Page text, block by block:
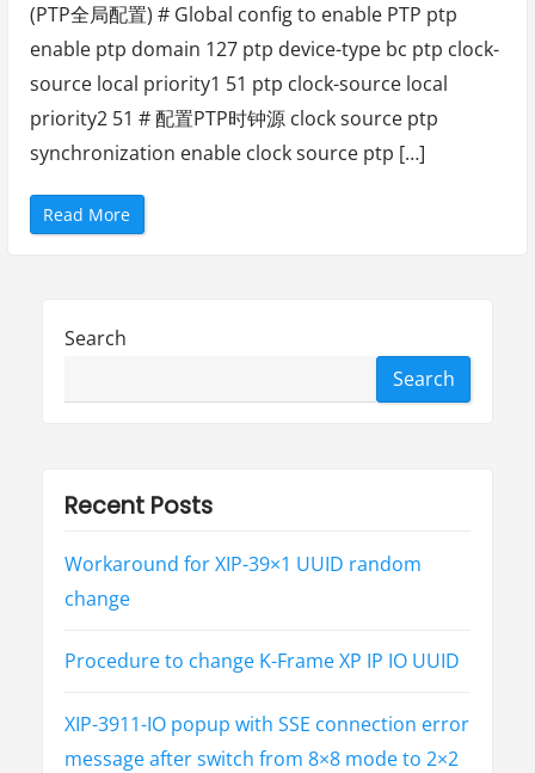
0
G
E
拆
分
类
型
”
(PTP全局配置) # Global config to enable PTP ptp
enable ptp domain 127 ptp device-type bc ptp clock-
source local priority1 51 ptp clock-source local
priority2 51 # 配置PTP时钟源 clock source ptp
synchronization enable clock source ptp […]
Read More“
H
0
h
c
f
i
u
i
n
e
Search
Search
Recent Posts
Workaround for XIP-39×1 UUID random
change
Procedure to change K-Frame XP IP IO UUID
XIP-3911-IO popup with SSE connection error
message after switch from 8×8 mode to 2×2